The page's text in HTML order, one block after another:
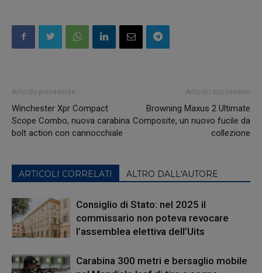
Articolo precedente
Winchester Xpr Compact
Scope Combo, nuova carabina
bolt action con cannocchiale
Articolo successivo
Browning Maxus 2 Ultimate
Composite, un nuovo fucile da
collezione
ARTICOLI CORRELATI ALTRO DALL'AUTORE
Consiglio di Stato: nel 2025 il
commissario non poteva revocare
l’assemblea elettiva dell’Uits
Carabina 300 metri e bersaglio mobile